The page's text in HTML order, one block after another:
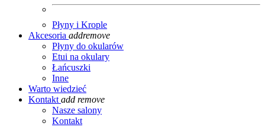
Płyny i Krople
Akcesoria addremove
Płyny do okularów
Etui na okulary
Łańcuszki
Inne
Warto wiedzieć
Kontakt add remove
Nasze salony
Kontakt